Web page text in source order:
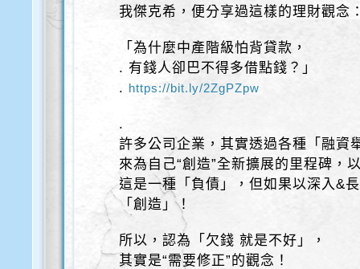
我傑克希，便分享過這樣的理財觀念
「為什麼中產階級怕背貸款，
. 有錢人卻巴不得多借點錢？」
. https://bit.ly/2ZgPZpw
.
許多公司企業，其實透過各種「融資
來為自己“創造”全新擴展的里程碑，
這是一種「負債」，但如果以深入&
「創造」！
所以，認為「欠錢 就是不好」，
其實是“需要修正”的觀念！